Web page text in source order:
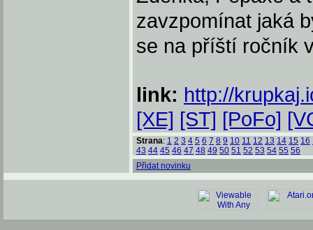
zavzpomínat jaká
se na příští ročník
link: http://
[XE] [ST] [PoFo]
Strana: 1 2 3 4 5 6 7 8 9 10 11 12 13 14 15 16
43 44 45 46 47 48 49 50 51 52 53 54 55 56
Přidat novinku